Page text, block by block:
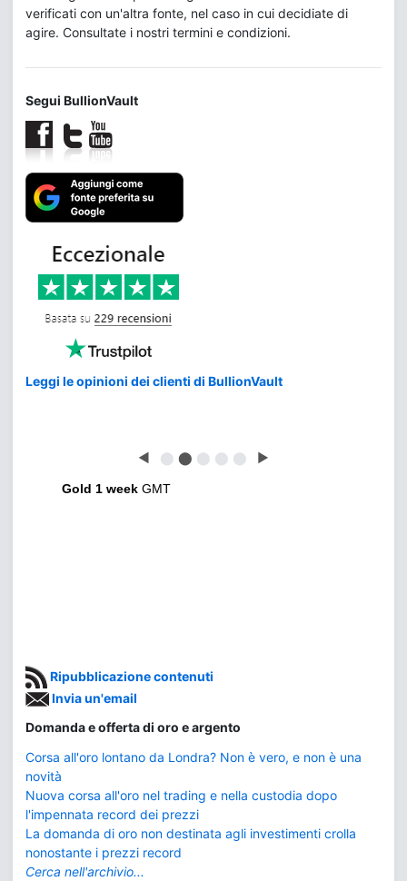
verificati con un'altra fonte, nel caso in cui decidiate di
agire. Consultate i nostri termini e condizioni.
Segui BullionVault
Leggi le opinioni dei clienti di BullionVault
◀ ⬤ ⬤ ⬤ ⬤ ⬤ ▶
Gold 1 week GMT
Ripubblicazione contenuti
Invia un'email
Domanda e offerta di oro e argento
Corsa all'oro lontano da Londra? Non è vero, e non è una
novità
Nuova corsa all'oro nel trading e nella custodia dopo
l'impennata record dei prezzi
La domanda di oro non destinata agli investimenti crolla
nonostante i prezzi record
Cerca nell'archivio...